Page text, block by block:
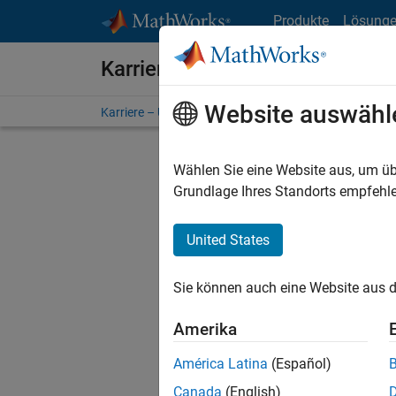
Produkte
Karriere bei MathWorks
Karriere – Übersicht Stellensuche
FILTER:
Stellen
Es
Region
Website
Wählen Sie eine Website aus, um
Grundlage Ihres Standorts
United States
Sie können auch eine Website aus
Amerika
América Latina (Español)
Canada (English)